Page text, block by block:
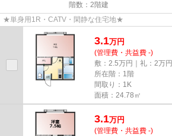
階数：2階建
★単身用1R・CATV・閑静な住宅地★
3.1万円
(管理費・共益費 -)
敷：2.5万円｜礼：2万円
所在階：1階
間取り：1K
面積：24.78㎡
3.1万円
(管理費・共益費 -)